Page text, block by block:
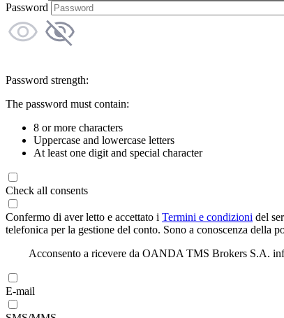
Password
Password strength:
The password must contain:
8 or more characters
Uppercase and lowercase letters
At least one digit and special character
Check all consents
Confermo di aver letto e accettato i Termini e condizioni del
telefonica per la gestione del conto. Sono a conoscenza della
Acconsento a ricevere da OANDA TMS Brokers S.A.
E-mail